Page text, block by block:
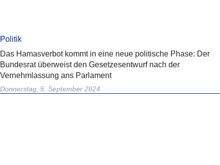
Politik
Das Hamasverbot kommt in eine neue politische Phase: Der
Bundesrat überweist den Gesetzesentwurf nach der
Vernehmlassung ans Parlament
Donnerstag, 5. September 2024